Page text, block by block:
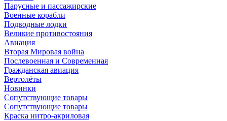
Парусные и пассажирские
Военные корабли
Подводные лодки
Великие противостояния
Авиация
Вторая Мировая война
Послевоенная и Современная
Гражданская авиация
Вертолёты
Новинки
Сопутствующие товары
Сопутствующие товары
Краска нитро-акриловая